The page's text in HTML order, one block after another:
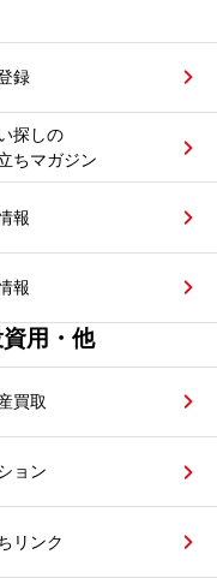
録
探しの
ちマガジン
報
報
用・他
買取
ョン
リンク